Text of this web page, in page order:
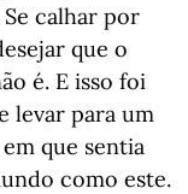
calhar por
que o
é. E isso foi
levar para um
que sentia
como este.